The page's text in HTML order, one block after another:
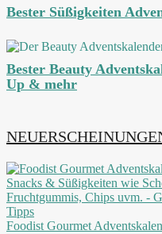
Bester Süßigkeiten
Bester Beauty
Up & mehr
Foodist Gourmet